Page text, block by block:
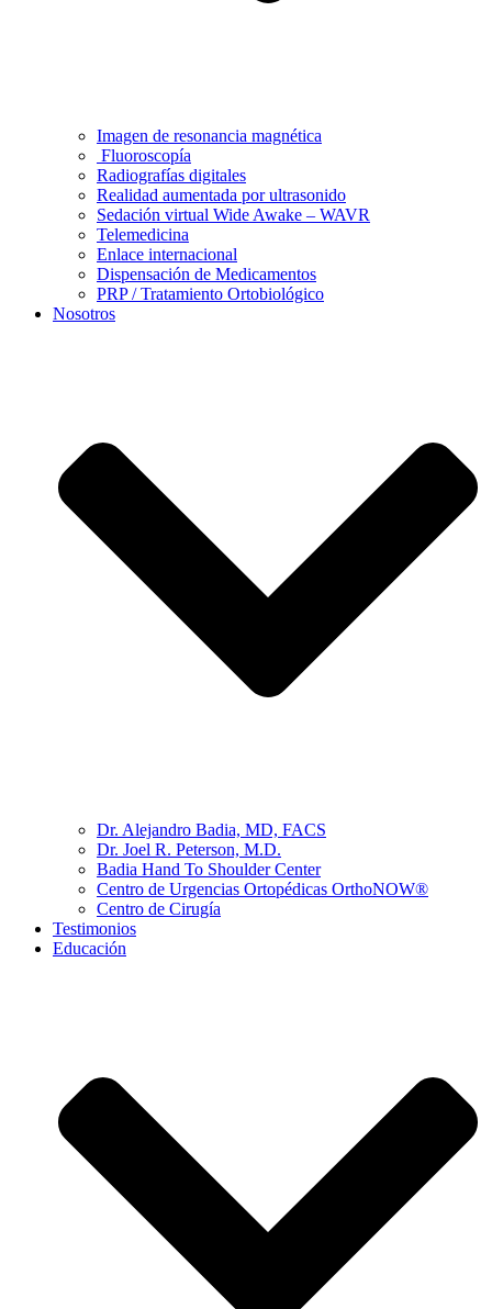
Imagen de resonancia magnética
Fluoroscopía
Radiografías digitales
Realidad aumentada por ultrasonido
Sedación virtual Wide Awake – WAVR
Telemedicina
Enlace internacional
Dispensación de Medicamentos
PRP / Tratamiento Ortobiológico
Nosotros
Dr. Alejandro Badia, MD, FACS
Dr. Joel R. Peterson, M.D.
Badia Hand To Shoulder Center
Centro de Urgencias Ortopédicas OrthoNOW®
Centro de Cirugía
Testimonios
Educación